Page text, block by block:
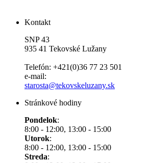
Kontakt
SNP 43
935 41 Tekovské Lužany
Telefón: +421(0)36 77 23 501
e-mail:
starosta@tekovskeluzany.sk
Stránkové hodiny
Pondelok:
8:00 - 12:00, 13:00 - 15:00
Utorok:
8:00 - 12:00, 13:00 - 15:00
Streda: